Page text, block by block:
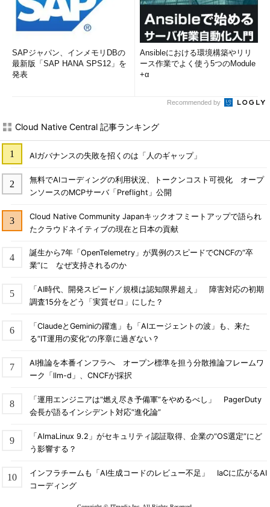
SAPジャパン、インメモリDBの
最新版「SAP HANA SPS12」を
発表
Ansibleにおける環境構築やリリ
ース作業でよく使う5つのModule
+α
Recommended by
Cloud Native Central 記事ランキング
AIガバナンスの失敗を招くのは「人のギャップ」
無料でAIコーディングの利用状況、トークンコスト可視化 オープ
ンソースのMCPサーバ「Preflight」公開
Cloud Native Community Japanキックオフミートアップで語られ
たクラウドネイティブの現在と日本の貢献
誕生から7年「OpenTelemetry」が異例のスピードでCNCFの“卒
業”に なぜ支持されるのか
「AI時代、開発スピード／規模は認知限界超え」 障害対応の初期
調査15分をどう「実質ゼロ」にした？
「ClaudeとGeminiの躍進」も「AIエージェントの波」も、来た
る“IT運用の変化”の序章に過ぎない？
AI推論を本番インフラへ オープン標準を担う分散推論フレームワ
ーク「llm-d」、CNCFが採択
「運用エンジニアは“燃え尽き予備軍”をやめるべし」 PagerDuty
会長が語るインシデント対応“進化論”
「AlmaLinux 9.2」がセキュリティ認証取得、企業の“OS選定”にど
う影響する？
インフラチームも「AI生成コードのレビュー不足」 IaCに広がるAI
コーディング